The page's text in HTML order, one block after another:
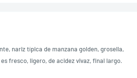
nariz típica de manzana golden, grosella,
fresco, ligero, de acidez vivaz, final largo.